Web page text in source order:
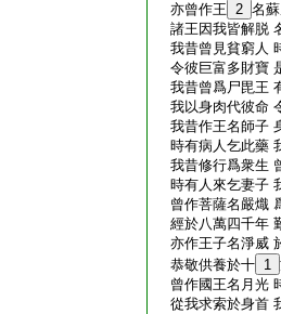
亦曾作王 2 名
諸王因我皆解脱
我昔曾見貧窮人
令彼巨富多財寶
我昔曾爲尸毘王
我以身肉代彼命
我昔作王名師子
時有病人乞此藥
我昔修行爲衆生
時有人來乞妻子
曾作菩薩名嚴熾
經於八萬四千年
亦作王子名淨威
恭敬供養於十 1
曾作國王名月光
從我求索於身首